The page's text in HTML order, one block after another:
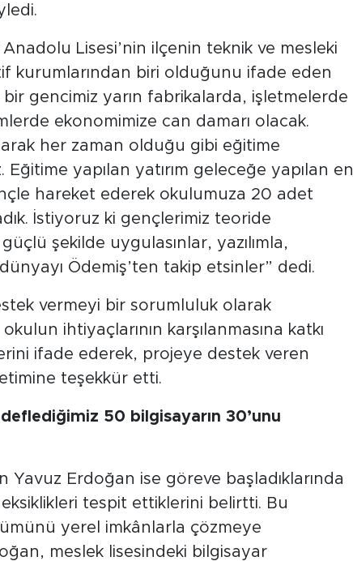
Lisesi’nin ilçenin teknik ve mesleki
kurumlarından biri olduğunu ifade eden
gencimiz yarın fabrikalarda, işletmelerde
ekonomimize can damarı olacak.
her zaman olduğu gibi eğitime
Eğitime yapılan yatırım geleceğe yapılan en
hareket ederek okulumuza 20 adet
İstiyoruz ki gençlerimiz teoride
şekilde uygulasınlar, yazılımla,
Ödemiş’ten takip etsinler” dedi.
vermeyi bir sorumluluk olarak
ihtiyaçlarının karşılanmasına katkı
ifade ederek, projeye destek veren
teşekkür etti.
50 bilgisayarın 30’unu
Yavuz Erdoğan ise göreve başladıklarında
tespit ettiklerini belirtti. Bu
yerel imkânlarla çözmeye
meslek lisesindeki bilgisayar